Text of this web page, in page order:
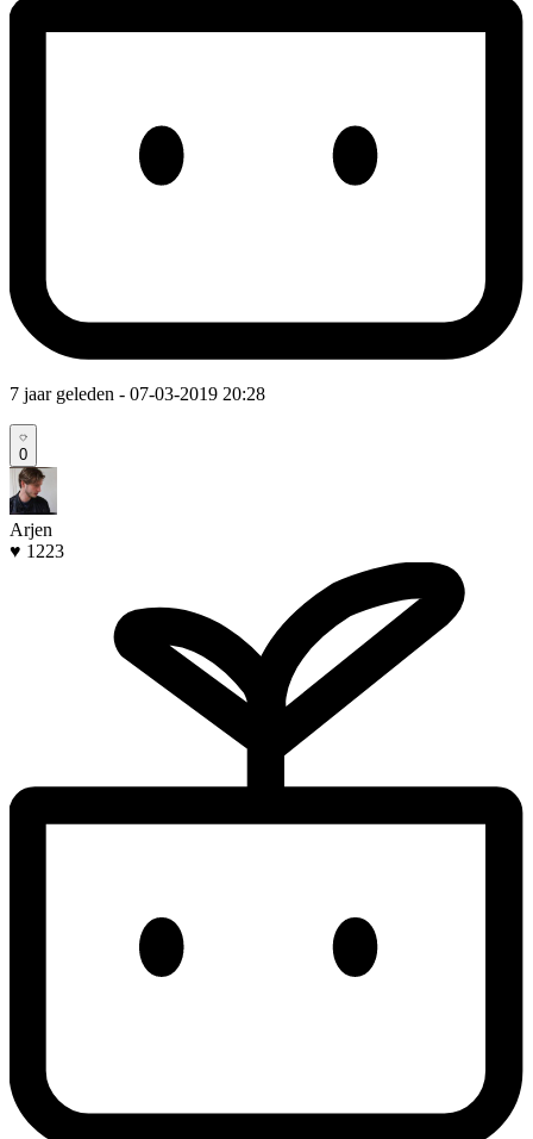
7 jaar geleden - 07-03-2019 20:28
0
Arjen
♥ 1223